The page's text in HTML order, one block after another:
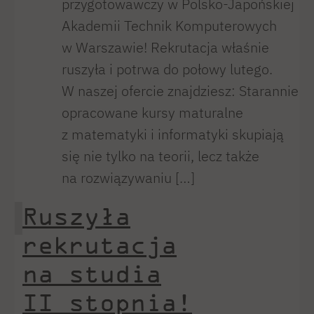
przygotowawczy w Polsko-Japońskiej
Akademii Technik Komputerowych
w Warszawie! Rekrutacja właśnie
ruszyła i potrwa do połowy lutego.
W naszej ofercie znajdziesz: Starannie
opracowane kursy maturalne
z matematyki i informatyki skupiają
się nie tylko na teorii, lecz także
na rozwiązywaniu […]
Ruszyła
rekrutacja
na studia
II stopnia!